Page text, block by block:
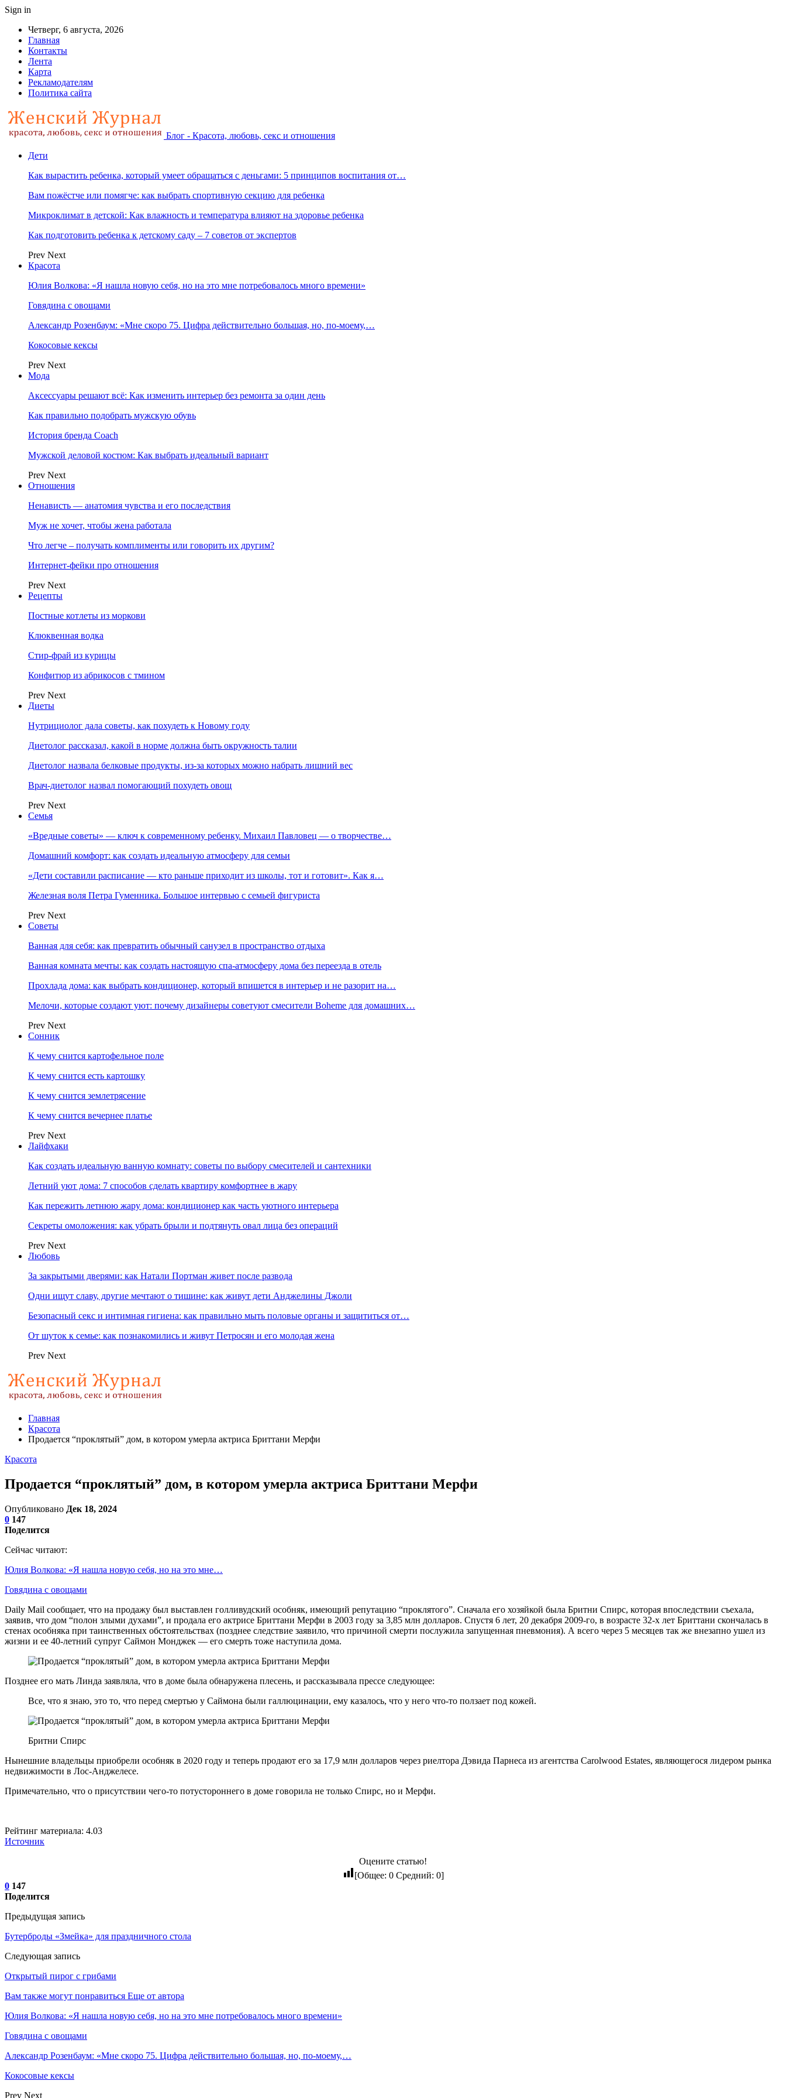
Sign in
Четверг, 6 августа, 2026
Главная
Контакты
Лента
Карта
Рекламодателям
Политика сайта
Блог - Красота, любовь, секс и отношения
Дети
Как вырастить ребенка, который умеет обращаться с деньгами: 5 принципов воспитания от…
Вам пожёстче или помягче: как выбрать спортивную секцию для ребенка
Микроклимат в детской: Как влажность и температура влияют на здоровье ребенка
Как подготовить ребенка к детскому саду – 7 советов от экспертов
Prev Next
Красота
Юлия Волкова: «Я нашла новую себя, но на это мне потребовалось много времени»
Говядина с овощами
Александр Розенбаум: «Мне скоро 75. Цифра действительно большая, но, по‑моему,…
Кокосовые кексы
Prev Next
Мода
Аксессуары решают всё: Как изменить интерьер без ремонта за один день
Как правильно подобрать мужскую обувь
История бренда Coach
Мужской деловой костюм: Как выбрать идеальный вариант
Prev Next
Отношения
Ненависть — анатомия чувства и его последствия
Муж не хочет, чтобы жена работала
Что легче – получать комплименты или говорить их другим?
Интернет-фейки про отношения
Prev Next
Рецепты
Постные котлеты из моркови
Клюквенная водка
Стир-фрай из курицы
Конфитюр из абрикосов с тмином
Prev Next
Диеты
Нутрициолог дала советы, как похудеть к Новому году
Диетолог рассказал, какой в норме должна быть окружность талии
Диетолог назвала белковые продукты, из-за которых можно набрать лишний вес
Врач-диетолог назвал помогающий похудеть овощ
Prev Next
Семья
«Вредные советы» — ключ к современному ребенку. Михаил Павловец — о творчестве…
Домашний комфорт: как создать идеальную атмосферу для семьи
«Дети составили расписание — кто раньше приходит из школы, тот и готовит». Как я…
Железная воля Петра Гуменника. Большое интервью с семьей фигуриста
Prev Next
Советы
Ванная для себя: как превратить обычный санузел в пространство отдыха
Ванная комната мечты: как создать настоящую спа-атмосферу дома без переезда в отель
Прохлада дома: как выбрать кондиционер, который впишется в интерьер и не разорит на…
Мелочи, которые создают уют: почему дизайнеры советуют смесители Boheme для домашних…
Prev Next
Сонник
К чему снится картофельное поле
К чему снится есть картошку
К чему снится землетрясение
К чему снится вечернее платье
Prev Next
Лайфхаки
Как создать идеальную ванную комнату: советы по выбору смесителей и сантехники
Летний уют дома: 7 способов сделать квартиру комфортнее в жару
Как пережить летнюю жару дома: кондиционер как часть уютного интерьера
Секреты омоложения: как убрать брыли и подтянуть овал лица без операций
Prev Next
Любовь
За закрытыми дверями: как Натали Портман живет после развода
Одни ищут славу, другие мечтают о тишине: как живут дети Анджелины Джоли
Безопасный секс и интимная гигиена: как правильно мыть половые органы и защититься от…
От шуток к семье: как познакомились и живут Петросян и его молодая жена
Prev Next
Главная
Красота
Продается “проклятый” дом, в котором умерла актриса Бриттани Мерфи
Красота
Продается “проклятый” дом, в котором умерла актриса Бриттани Мерфи
Опубликовано Дек 18, 2024
0 147
Поделится
Сейчас читают:
Юлия Волкова: «Я нашла новую себя, но на это мне…
Говядина с овощами
Daily Mail сообщает, что на продажу был выставлен голливудский особняк, имеющий репутацию “проклятого”. Сначала его хозяйкой была Бритни Спирс, которая впоследствии съехала,
заявив, что дом “полон злыми духами”, и продала его актрисе Бриттани Мерфи в 2003 году за 3,85 млн долларов. Спустя 6 лет, 20 декабря 2009-го, в возрасте 32-х лет Бриттани скончалась в
стенах особняка при таинственных обстоятельствах (позднее следствие заявило, что причиной смерти послужила запущенная пневмония). А всего через 5 месяцев так же внезапно ушел из
жизни и ее 40-летний супруг Саймон Монджек — его смерть тоже наступила дома.
Позднее его мать Линда заявляла, что в доме была обнаружена плесень, и рассказывала прессе следующее:
Все, что я знаю, это то, что перед смертью у Саймона были галлюцинации, ему казалось, что у него что-то ползает под кожей.
Бритни Спирс
Нынешние владельцы приобрели особняк в 2020 году и теперь продают его за 17,9 млн долларов через риелтора Дэвида Парнеса из агентства Carolwood Estates, являющегося лидером рынка
недвижимости в Лос-Анджелесе.
Примечательно, что о присутствии чего-то потустороннего в доме говорила не только Спирс, но и Мерфи.
Рейтинг материала: 4.03
Источник
Оцените статью!
[Общее: 0Средний: 0]
0 147
Поделится
Предыдущая запись
Бутерброды «Змейка» для праздничного стола
Следующая запись
Открытый пирог с грибами
Вам также могут понравиться Еще от автора
Юлия Волкова: «Я нашла новую себя, но на это мне потребовалось много времени»
Говядина с овощами
Александр Розенбаум: «Мне скоро 75. Цифра действительно большая, но, по‑моему,…
Кокосовые кексы
Prev Next